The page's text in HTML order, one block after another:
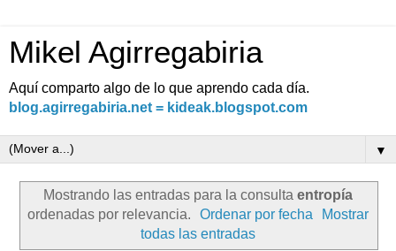
Mikel Agirregabiria
Aquí comparto algo de lo que aprendo cada día.
blog.agirregabiria.net = kideak.blogspot.com
▼
Mostrando las entradas para la consulta entropía
ordenadas por relevancia.
Ordenar por fecha
Mostrar
todas las entradas